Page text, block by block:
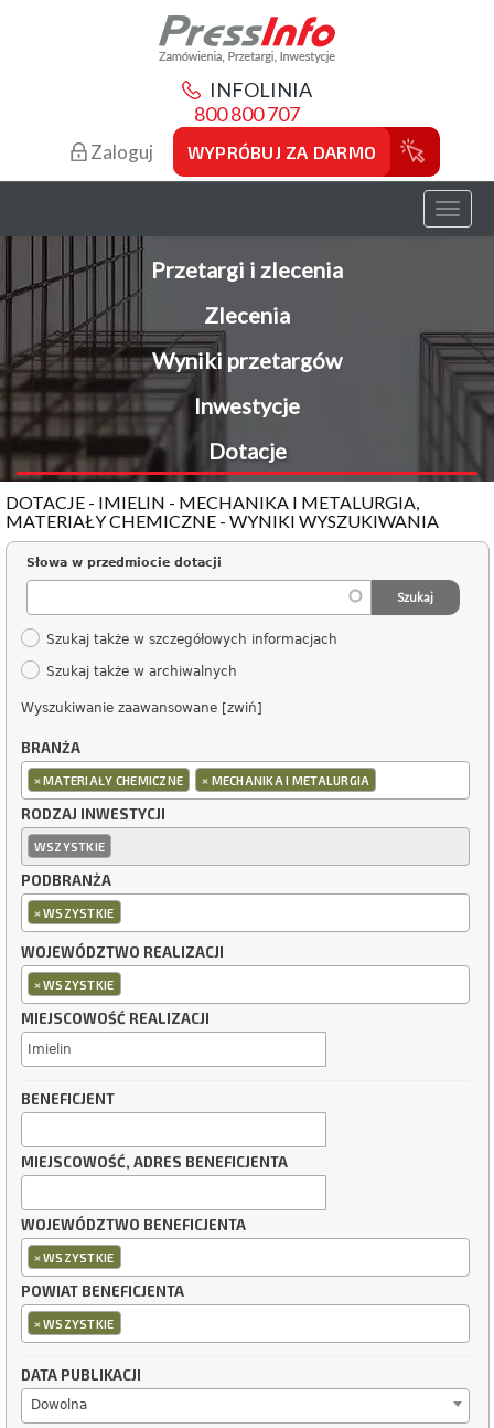
INFOLINIA
800 800 707
Zaloguj WYPRÓBUJ ZA DARMO
Toggle
Przetargi i zlecenia
Zlecenia
Wyniki przetargów
Inwestycje
Dotacje
DOTACJE - IMIELIN - MECHANIKA I METALURGIA,
MATERIAŁY CHEMICZNE - WYNIKI WYSZUKIWANIA
Słowa w przedmiocie dotacji
Szukaj także w szczegółowych informacjach
Szukaj także w archiwalnych
Wyszukiwanie zaawansowane [zwiń]
BRANŻA
×MATERIAŁY CHEMICZNE × MECHANIKA I METALURGIA
RODZAJ INWESTYCJI
WSZYSTKIE
PODBRANŻA
×WSZYSTKIE
WOJEWÓDZTWO REALIZACJI
×WSZYSTKIE
MIEJSCOWOŚĆ REALIZACJI
BENEFICJENT
MIEJSCOWOŚĆ, ADRES BENEFICJENTA
WOJEWÓDZTWO BENEFICJENTA
×WSZYSTKIE
POWIAT BENEFICJENTA
×WSZYSTKIE
DATA PUBLIKACJI
Dowolna